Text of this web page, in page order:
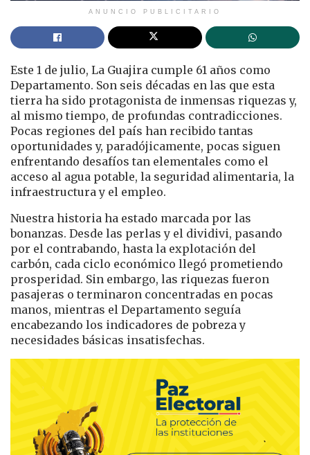
ANUNCIO PUBLICITARIO
Este 1 de julio, La Guajira cumple 61 años como
Departamento. Son seis décadas en las que esta
tierra ha sido protagonista de inmensas riquezas y,
al mismo tiempo, de profundas contradicciones.
Pocas regiones del país han recibido tantas
oportunidades y, paradójicamente, pocas siguen
enfrentando desafíos tan elementales como el
acceso al agua potable, la seguridad alimentaria, la
infraestructura y el empleo.
Nuestra historia ha estado marcada por las
bonanzas. Desde las perlas y el dividivi, pasando
por el contrabando, hasta la explotación del
carbón, cada ciclo económico llegó prometiendo
prosperidad. Sin embargo, las riquezas fueron
pasajeras o terminaron concentradas en pocas
manos, mientras el Departamento seguía
encabezando los indicadores de pobreza y
necesidades básicas insatisfechas.